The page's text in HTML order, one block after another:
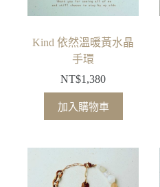
Kind 依然溫暖黃水晶
手環
NT$1,380
加入購物車